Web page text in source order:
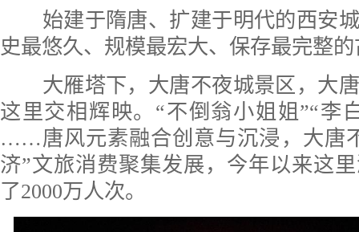
始建于隋唐、扩建于明代的西安城
史最悠久、规模最宏大、保存最完整
大雁塔下，大唐不夜城景区，大唐
这里交相辉映。“不倒翁小姐姐”“李
……唐风元素融合创意与沉浸，大唐
济”文旅消费聚集发展，今年以来这
了2000万人次。